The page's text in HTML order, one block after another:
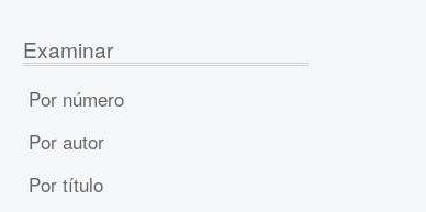
Examinar
Por número
Por autor
Por título